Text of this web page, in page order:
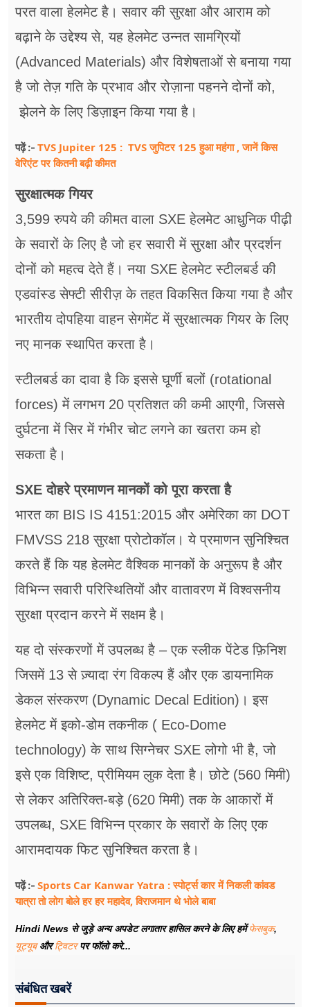
परत वाला हेलमेट है। सवार की सुरक्षा और आराम को
बढ़ाने के उद्देश्य से, यह हेलमेट उन्नत सामग्रियों
(Advanced Materials) और विशेषताओं से बनाया गया
है जो तेज़ गति के प्रभाव और रोज़ाना पहनने दोनों को,
झेलने के लिए डिज़ाइन किया गया है।
पढ़ें :- TVS Jupiter 125 : TVS जुपिटर 125 हुआ महंगा , जानें किस
वेरिएंट पर कितनी बढ़ी कीमत
सुरक्षात्मक गियर
3,599 रुपये की कीमत वाला SXE हेलमेट आधुनिक पीढ़ी
के सवारों के लिए है जो हर सवारी में सुरक्षा और प्रदर्शन
दोनों को महत्व देते हैं। नया SXE हेलमेट स्टीलबर्ड की
एडवांस्ड सेफ्टी सीरीज़ के तहत विकसित किया गया है और
भारतीय दोपहिया वाहन सेगमेंट में सुरक्षात्मक गियर के लिए
नए मानक स्थापित करता है।
स्टीलबर्ड का दावा है कि इससे घूर्णी बलों (rotational
forces) में लगभग 20 प्रतिशत की कमी आएगी, जिससे
दुर्घटना में सिर में गंभीर चोट लगने का खतरा कम हो
सकता है।
SXE दोहरे प्रमाणन मानकों को पूरा करता है
भारत का BIS IS 4151:2015 और अमेरिका का DOT
FMVSS 218 सुरक्षा प्रोटोकॉल। ये प्रमाणन सुनिश्चित
करते हैं कि यह हेलमेट वैश्विक मानकों के अनुरूप है और
विभिन्न सवारी परिस्थितियों और वातावरण में विश्वसनीय
सुरक्षा प्रदान करने में सक्षम है।
यह दो संस्करणों में उपलब्ध है – एक स्लीक पेंटेड फ़िनिश
जिसमें 13 से ज़्यादा रंग विकल्प हैं और एक डायनामिक
डेकल संस्करण (Dynamic Decal Edition)। इस
हेलमेट में इको-डोम तकनीक ( Eco-Dome
technology) के साथ सिग्नेचर SXE लोगो भी है, जो
इसे एक विशिष्ट, प्रीमियम लुक देता है। छोटे (560 मिमी)
से लेकर अतिरिक्त-बड़े (620 मिमी) तक के आकारों में
उपलब्ध, SXE विभिन्न प्रकार के सवारों के लिए एक
आरामदायक फिट सुनिश्चित करता है।
पढ़ें :- Sports Car Kanwar Yatra : स्पोर्ट्स कार में निकली कांवड
यात्रा तो लोग बोले हर हर महादेव, विराजमान थे भोले बाबा
Hindi News से जुड़े अन्य अपडेट लगातार हासिल करने के लिए हमेंफेसबुक,
यूट्यूबऔरट्विटरपर फॉलो करे...
संबंधित खबरें